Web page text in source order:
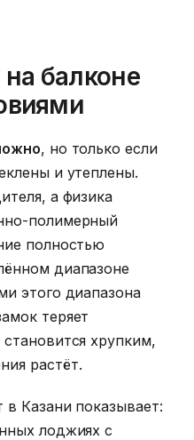
балконе
, но только если
и утеплены.
а физика
полимерный
полностью
диапазоне
этого диапазона
теряет
хрупким,
растёт.
в Казани показывает:
лоджиях с